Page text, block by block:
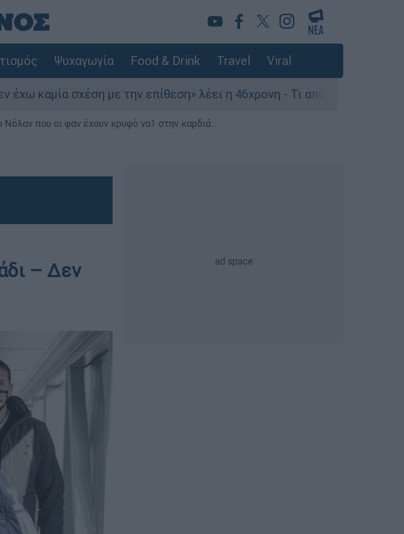
Ψυχαγωγία Food & Drink Travel Viral
σχέση με την επίθεση» λέει η 46χρονη - Τι αποκάλυψε στους
που οι φαν έχουν κρυφό νο1 στην καρδιά...
– Δεν